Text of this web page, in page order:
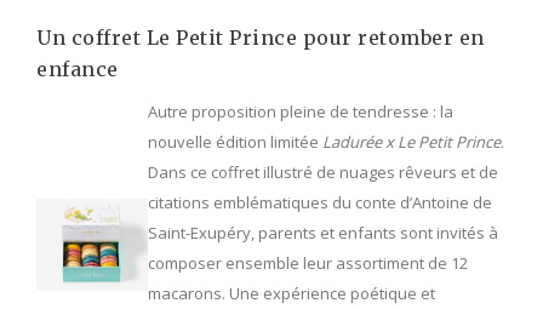
Un coffret Le Petit Prince pour retomber en
enfance
Autre proposition pleine de tendresse : la
nouvelle édition limitée Ladurée x Le Petit Prince.
Dans ce coffret illustré de nuages rêveurs et de
citations emblématiques du conte d’Antoine de
Saint-Exupéry, parents et enfants sont invités à
composer ensemble leur assortiment de 12
macarons. Une expérience poétique et